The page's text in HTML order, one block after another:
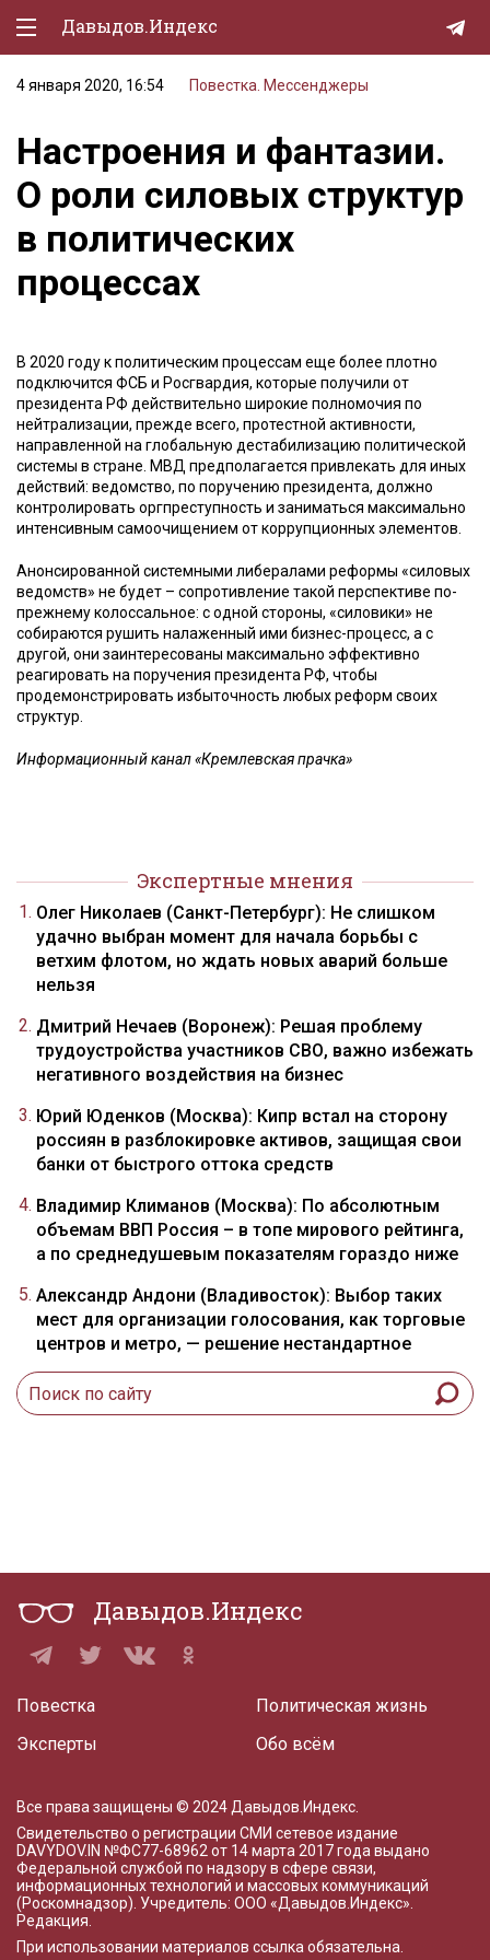
Давыдов.Индекс
Политическая жизнь
Экономика
Природа
Образование
Спорт
Lifestyle
Мурзилка
4 января 2020, 16:54 Повестка. Мессенджеры
Настроения и фантазии.
О роли силовых структур
в политических
процессах
В 2020 году к политическим процессам еще более плотно
подключится ФСБ и Росгвардия, которые получили от
президента РФ действительно широкие полномочия по
нейтрализации, прежде всего, протестной активности,
направленной на глобальную дестабилизацию политической
системы в стране. МВД предполагается привлекать для иных
действий: ведомство, по поручению президента, должно
контролировать оргпреступность и заниматься максимально
интенсивным самоочищением от коррупционных элементов.
Анонсированной системными либералами реформы «силовых
ведомств» не будет – сопротивление такой перспективе по-
прежнему колоссальное: с одной стороны, «силовики» не
собираются рушить налаженный ими бизнес-процесс, а с
другой, они заинтересованы максимально эффективно
реагировать на поручения президента РФ, чтобы
продемонстрировать избыточность любых реформ своих
структур.
Информационный канал «Кремлевская прачка»
Экспертные мнения
Олег Николаев (Санкт-Петербург): Не слишком
удачно выбран момент для начала борьбы с
ветхим флотом, но ждать новых аварий больше
нельзя
Дмитрий Нечаев (Воронеж): Решая проблему
трудоустройства участников СВО, важно избежать
негативного воздействия на бизнес
Юрий Юденков (Москва): Кипр встал на сторону
россиян в разблокировке активов, защищая свои
банки от быстрого оттока средств
Владимир Климанов (Москва): По абсолютным
объемам ВВП Россия – в топе мирового рейтинга,
а по среднедушевым показателям гораздо ниже
Александр Андони (Владивосток): Выбор таких
мест для организации голосования, как торговые
центров и метро, — решение нестандартное
Давыдов.Индекс
Повестка
Эксперты
Политическая жизнь
Обо всём
Все права защищены © 2024 Давыдов.Индекс.
Свидетельство о регистрации СМИ сетевое издание
DAVYDOV.IN №ФС77-68962 от 14 марта 2017 года выдано
Федеральной службой по надзору в сфере связи,
информационных технологий и массовых коммуникаций
(Роскомнадзор). Учредитель: ООО «Давыдов.Индекс».
Редакция
При использовании материалов ссылка обязательна.